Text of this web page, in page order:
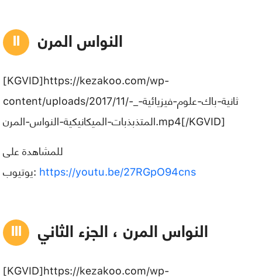
النواس المرن
[KGVID]https://kezakoo.com/wp-
content/uploads/2017/11/ثانية-باك-علوم-فيزيائية-_-
المتذبذبات-الميكانيكية-النواس-المرن.mp4[/KGVID]
للمشاهدة على
يوتيوب: https://youtu.be/27RGpO94cns
النواس المرن ، الجزء الثاني
[KGVID]https://kezakoo.com/wp-